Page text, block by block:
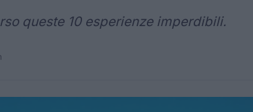
queste 10 esperienze imperdibili.